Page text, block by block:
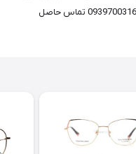
عینک طبی با ما با شماره 02177116909 و یا 09397003162 تماس حاصل